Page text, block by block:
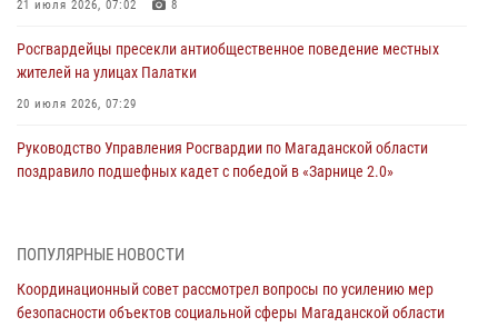
21 июля 2026, 07:02 8
Росгвардейцы пресекли антиобщественное поведение местных
жителей на улицах Палатки
20 июля 2026, 07:29
Руководство Управления Росгвардии по Магаданской области
поздравило подшефных кадет с победой в «Зарнице 2.0»
При содействии СОБР Росгвардии в Магадане задержан
17 июля 2026, 04:06
ПОПУЛЯРНЫЕ НОВОСТИ
Координационный совет рассмотрел вопросы по усилению мер
безопасности объектов социальной сферы Магаданской области